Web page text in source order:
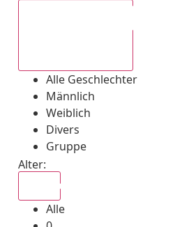
Alle Geschlechter
Männlich
Weiblich
Divers
Gruppe
Alter:
Alle